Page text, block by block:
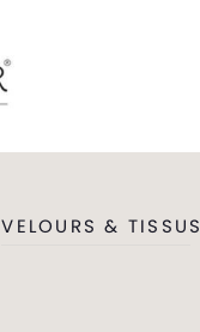
VELOURS & TISSUS